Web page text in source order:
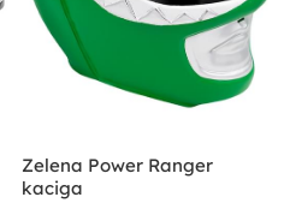
Zelena Power Ranger
kaciga